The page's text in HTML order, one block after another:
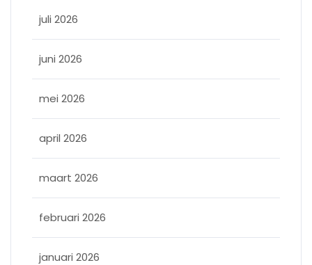
juli 2026
juni 2026
mei 2026
april 2026
maart 2026
februari 2026
januari 2026